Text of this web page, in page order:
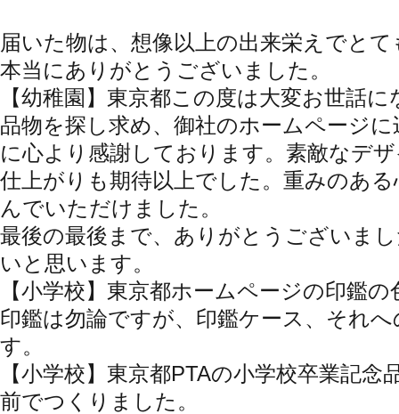
届いた物は、想像以上の出来栄えでと
本当にありがとうございました。
【幼稚園】東京都この度は大変お世話
品物を探し求め、御社のホームページ
に心より感謝しております。素敵なデ
仕上がりも期待以上でした。重みのあ
んでいただけました。
最後の最後まで、ありがとうございま
いと思います。
【小学校】東京都ホームページの印鑑
印鑑は勿論ですが、印鑑ケース、それ
す。
【小学校】東京都PTAの小学校卒業記念
前でつくりました。